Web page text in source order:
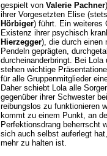
gespielt von Valerie Pachner
ihrer Vorgesetzten Elise
Hörbiger) führt. Ein weiteres
Existenz ihrer psychisch
Hierzegger), die durch einen
Pendeln geprägten,
durcheinanderbringt. Bei
stehen wichtige
für alle Gruppenmitglieder
Daher schiebt Lola alle
gegenüber ihrer Schwester
reibungslos zu funktionieren
kommt zu einem Punkt, an
Perfektionsdrang beherrscht
sich auch selbst auferlegt
mehr zu halten ist.